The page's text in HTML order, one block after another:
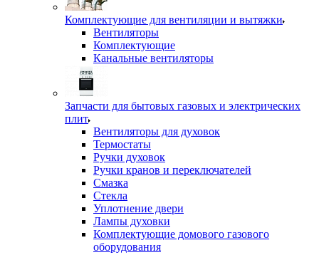
Комплектующие для вентиляции и вытяжки
Вентиляторы
Комплектующие
Канальные вентиляторы
Запчасти для бытовых газовых и электрических
плит
Вентиляторы для духовок
Термостаты
Ручки духовок
Ручки кранов и переключателей
Смазка
Стекла
Уплотнение двери
Лампы духовки
Комплектующие домового газового
оборудования